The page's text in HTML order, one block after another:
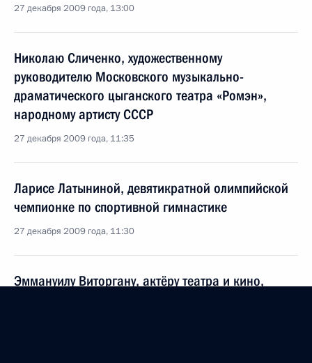
27 декабря 2009 года, 13:00
Николаю Сличенко, художественному
руководителю Московского музыкально-
драматического цыганского театра «Ромэн»,
народному артисту СССР
27 декабря 2009 года, 11:35
Ларисе Латыниной, девятикратной олимпийской
чемпионке по спортивной гимнастике
27 декабря 2009 года, 11:30
Эммануилу Виторгану, актёру театра и кино,